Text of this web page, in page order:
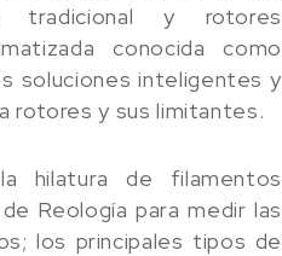
tradicional y rotores
conocida como
soluciones inteligentes y
rotores y sus limitantes.
hilatura de filamentos
Reología para medir las
los principales tipos de